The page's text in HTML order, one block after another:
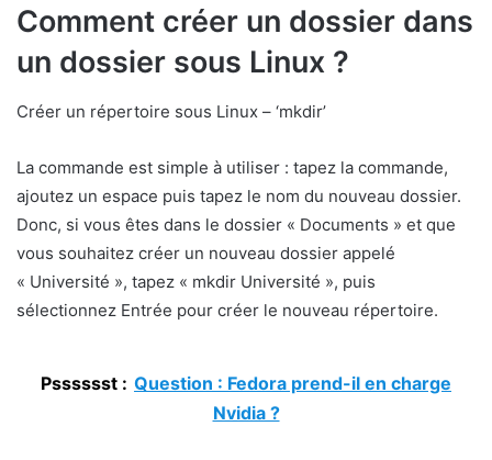
Comment créer un dossier dans
un dossier sous Linux ?
Créer un répertoire sous Linux – ‘mkdir’
La commande est simple à utiliser : tapez la commande,
ajoutez un espace puis tapez le nom du nouveau dossier.
Donc, si vous êtes dans le dossier « Documents » et que
vous souhaitez créer un nouveau dossier appelé
« Université », tapez « mkdir Université », puis
sélectionnez Entrée pour créer le nouveau répertoire.
Psssssst : Question : Fedora prend-il en charge
Nvidia ?